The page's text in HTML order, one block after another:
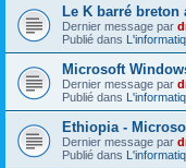
Le K barré breton
Dernier message par
Publié dans
Microsoft
Dernier message par
Publié dans
Ethiopia -
Dernier message par
Publié dans